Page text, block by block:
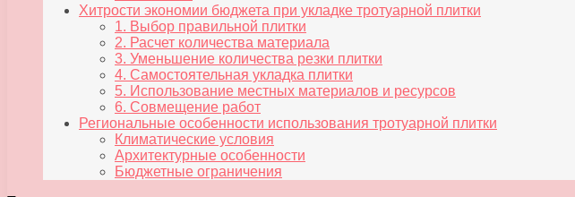
Хитрости экономии бюджета при укладке тротуарной плитки
1. Выбор правильной плитки
2. Расчет количества материала
3. Уменьшение количества резки плитки
4. Самостоятельная укладка плитки
5. Использование местных материалов и ресурсов
6. Совмещение работ
Региональные особенности использования тротуарной плитки
Климатические условия
Архитектурные особенности
Бюджетные ограничения